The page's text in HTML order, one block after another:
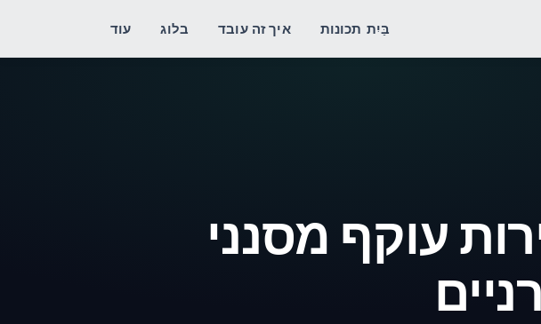
בַּיִת תכונות איך זה עובד בלוג עוד
עוקף מסנני